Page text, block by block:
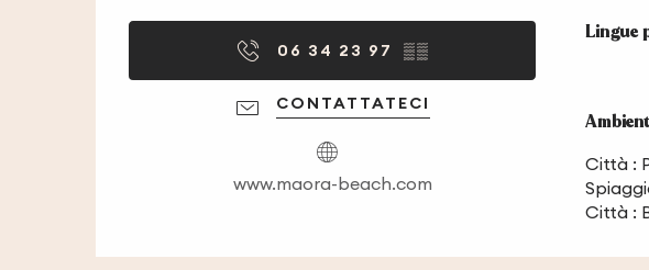
06 34 23 97 ▒▒
CONTATTATECI
www.maora-beach.com
Lingue
Lingue
Città :
Città :